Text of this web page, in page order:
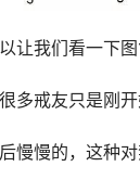
我们看一下图1
戒友只是刚开
慢的，这种对